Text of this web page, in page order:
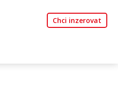
Chci inzerovat